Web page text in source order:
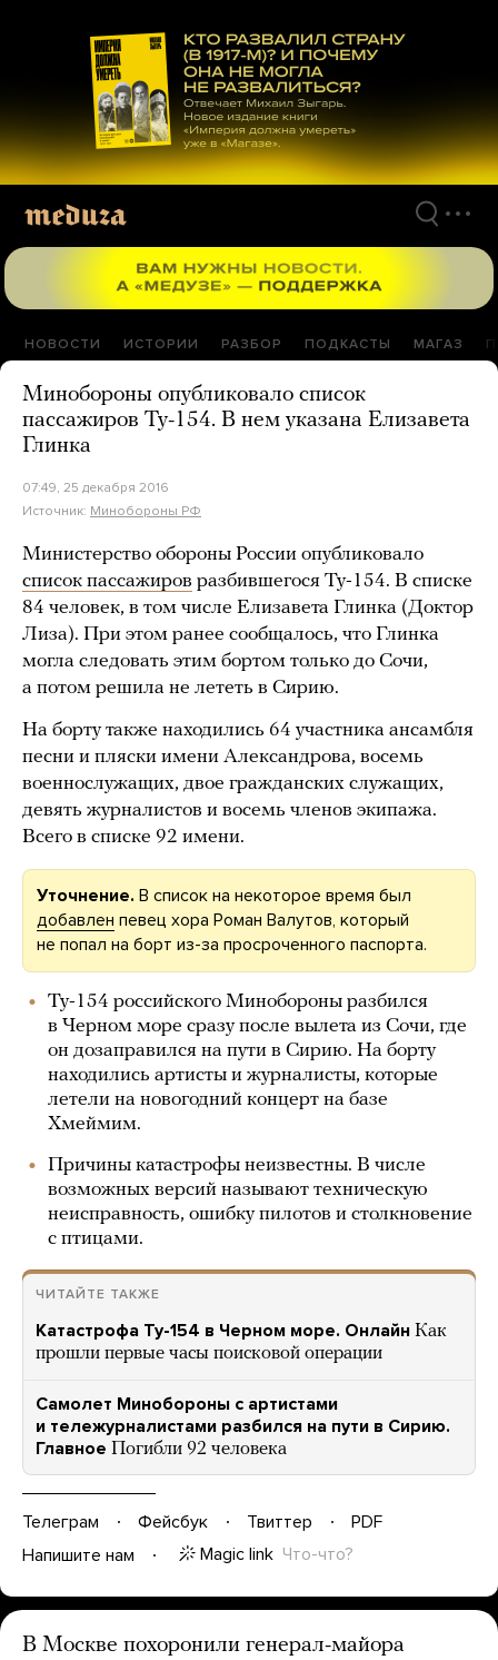
материалам
НОВОСТИ ИСТОРИИ РАЗБОР ПОДКАСТЫ МАГАЗ
Минобороны опубликовало список
пассажиров Ту-154. В нем указана Елизавета
Глинка
07:49, 25 декабря 2016
Источник: Минобороны РФ
Министерство обороны России опубликовало
список пассажиров разбившегося Ту-154. В списке
84 человек, в том числе Елизавета Глинка (Доктор
Лиза). При этом ранее сообщалось, что Глинка
могла следовать этим бортом только до Сочи,
а потом решила не лететь в Сирию.
На борту также находились 64 участника ансамбля
песни и пляски имени Александрова, восемь
военнослужащих, двое гражданских служащих,
девять журналистов и восемь членов экипажа.
Всего в списке 92 имени.
Уточнение. В список на некоторое время был
добавлен певец хора Роман Валутов, который
не попал на борт из-за просроченного паспорта.
Ту-154 российского Минобороны разбился
в Черном море сразу после вылета из Сочи, где
он дозаправился на пути в Сирию. На борту
находились артисты и журналисты, которые
летели на новогодний концерт на базе
Хмеймим.
Причины катастрофы неизвестны. В числе
возможных версий называют техническую
неисправность, ошибку пилотов и столкновение
с птицами.
ЧИТАЙТЕ ТАКЖЕ
Катастрофа Ту-154 в Черном море. Онлайн Как
прошли первые часы поисковой операции
Самолет Минобороны с артистами
и тележурналистами разбился на пути в Сирию.
Главное Погибли 92 человека
Телеграм Фейсбук Твиттер
PDF
Напишите нам
Magic link Что-что?
В Москве похоронили генерал-майора